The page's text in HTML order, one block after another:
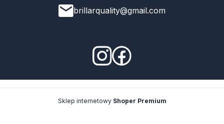
brillarquality@gmail.com
Sklep internetowy Shoper Premium